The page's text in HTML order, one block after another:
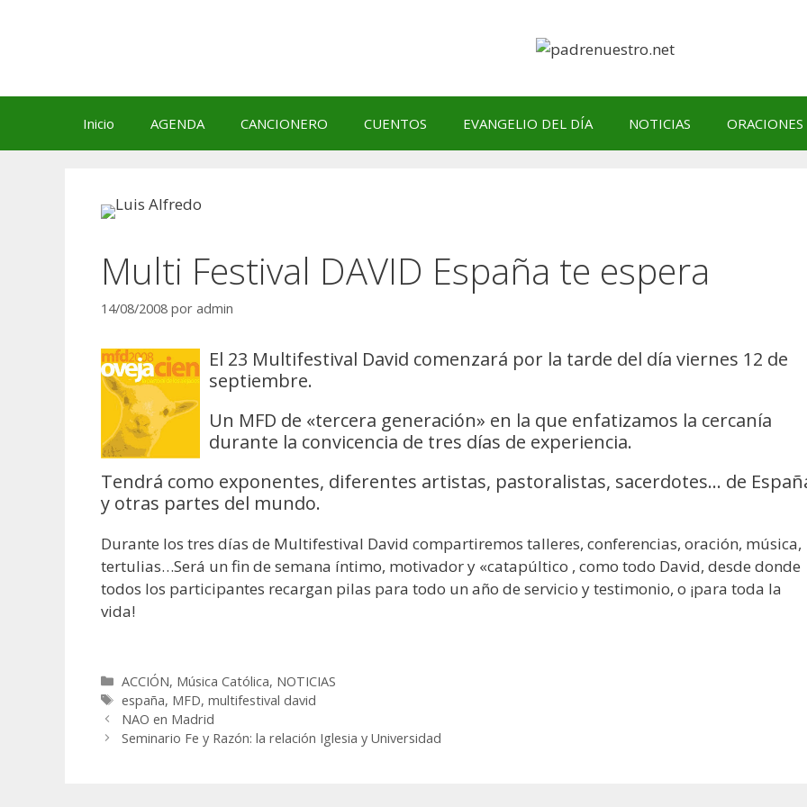
Inicio AGENDA CANCIONERO CUENTOS EVANGELIO DEL DÍA NOTICIAS ORACIONES
Multi Festival DAVID España te espera
14/08/2008 por admin
El 23 Multifestival David comenzará por la tarde del día viernes 12 de
septiembre.
Un MFD de «tercera generación» en la que enfatizamos la cercanía
durante la convicencia de tres días de experiencia.
Tendrá como exponentes, diferentes artistas, pastoralistas, sacerdotes… de
y otras partes del mundo.
Durante los tres días de Multifestival David compartiremos talleres, conferencias, oración, música,
tertulias…Será un fin de semana íntimo, motivador y «catapúltico , como todo David, desde donde
todos los participantes recargan pilas para todo un año de servicio y testimonio, o ¡para toda la
vida!
Categorías
ACCIÓN, Música Católica, NOTICIAS
Etiquetas
españa, MFD,multifestival david
NAO en Madrid
Seminario Fe y Razón: la relación Iglesia y Universidad